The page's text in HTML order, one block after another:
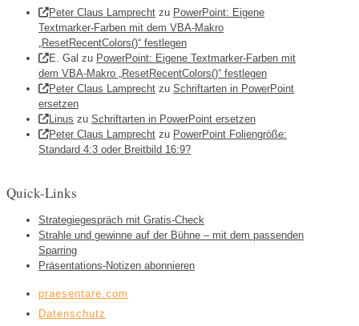
Peter Claus Lamprecht zu PowerPoint: Eigene
Textmarker-Farben mit dem VBA-Makro
„ResetRecentColors()“ festlegen
E. Gal zu PowerPoint: Eigene Textmarker-Farben mit
dem VBA-Makro „ResetRecentColors()“ festlegen
Peter Claus Lamprecht zu Schriftarten in PowerPoint
ersetzen
Linus zu Schriftarten in PowerPoint ersetzen
Peter Claus Lamprecht zu PowerPoint Foliengröße:
Standard 4:3 oder Breitbild 16:9?
Quick-Links
Strategiegespräch mit Gratis-Check
Strahle und gewinne auf der Bühne – mit dem passenden
Sparring
Präsentations-Notizen abonnieren
praesentare.com
Datenschutz